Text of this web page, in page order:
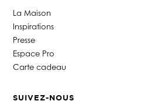
La Maison
Inspirations
Presse
Espace Pro
Carte cadeau
SUIVEZ-NOUS